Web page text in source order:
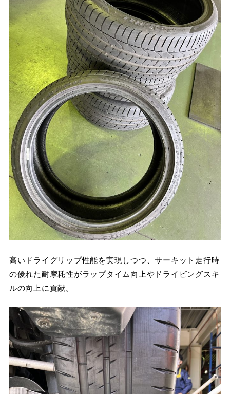
高いドライグリップ性能を実現しつつ、サーキット走行時
の優れた耐摩耗性がラップタイム向上やドライビングスキ
ルの向上に貢献。